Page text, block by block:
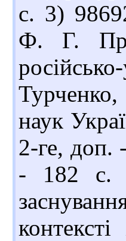
с. 3)
Ф. Г.
наук
2-ге, доп.
- 182 с.